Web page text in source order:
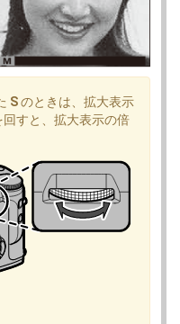
Sのときは、拡大表示
すと、拡大表示の倍